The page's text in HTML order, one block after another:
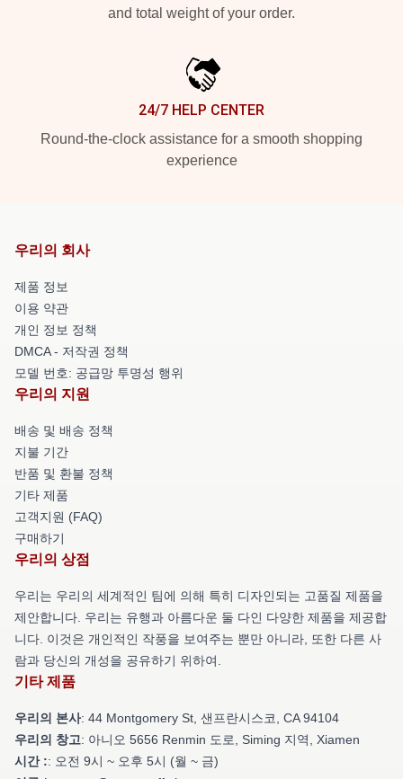
and total weight of your order.
24/7 HELP CENTER
Round-the-clock assistance for a smooth shopping
experience
우리의 회사
제품 정보
이용 약관
개인 정보 정책
DMCA - 저작권 정책
모델 번호: 공급망 투명성 행위
우리의 지원
배송 및 배송 정책
지불 기간
반품 및 환불 정책
기타 제품
고객지원 (FAQ)
구매하기
우리의 상점
우리는 우리의 세계적인 팀에 의해 특히 디자인되는 고품질 제품을
제안합니다. 우리는 유행과 아름다운 둘 다인 다양한 제품을 제공합
니다. 이것은 개인적인 작풍을 보여주는 뿐만 아니라, 또한 다른 사
람과 당신의 개성을 공유하기 위하여.
기타 제품
우리의 본사: 44 Montgomery St, 샌프란시스코, CA 94104
우리의 창고: 아니오 5656 Renmin 도로, Siming 지역, Xiamen
시간 :: 오전 9시 ~ 오후 5시 (월 ~ 금)